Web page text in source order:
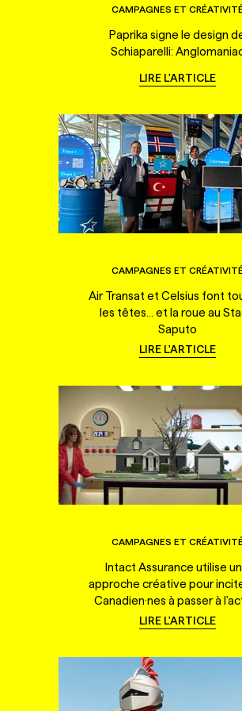
CAMPAGNES ET
Paprika signe le design
Schiaparelli:
LIRE L'ARTICLE
CAMPAGNES ET
Air Transat et Celsius font
les têtes... et la roue au
Saputo
LIRE L'ARTICLE
CAMPAGNES ET
Intact Assurance utilise
approche créative pour
Canadien·nes à passer à
LIRE L'ARTICLE